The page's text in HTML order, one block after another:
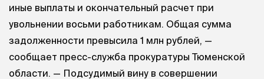
иные выплаты и окончательный расчет при
увольнении восьми работникам. Общая сумма
задолженности превысила 1 млн рублей, —
сообщает пресс-служба прокуратуры Тюменской
области. — Подсудимый вину в совершении